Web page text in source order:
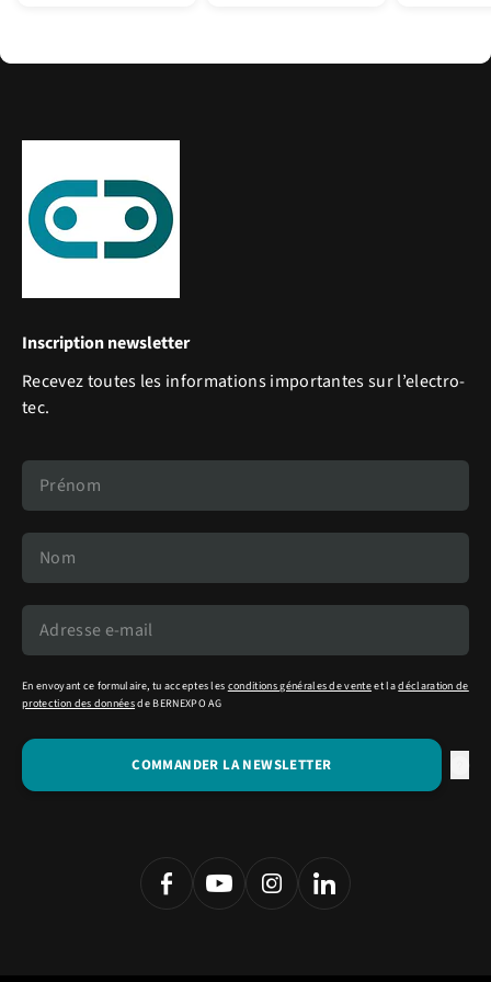
Inscription newsletter
Recevez toutes les informations importantes sur l’electro-
tec.
En envoyant ce formulaire, tu acceptes les conditions générales de venteet ladéclaration de
protection des donnéesde BERNEXPO AG